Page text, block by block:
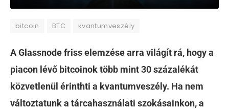
bitcoin BTC kvantumveszély
A Glassnode friss elemzése arra világít rá, hogy a
piacon lévő bitcoinok több mint 30 százalékát
közvetlenül érinthti a kvantumveszély. Ha nem
változtatunk a tárcahasználati szokásainkon, a